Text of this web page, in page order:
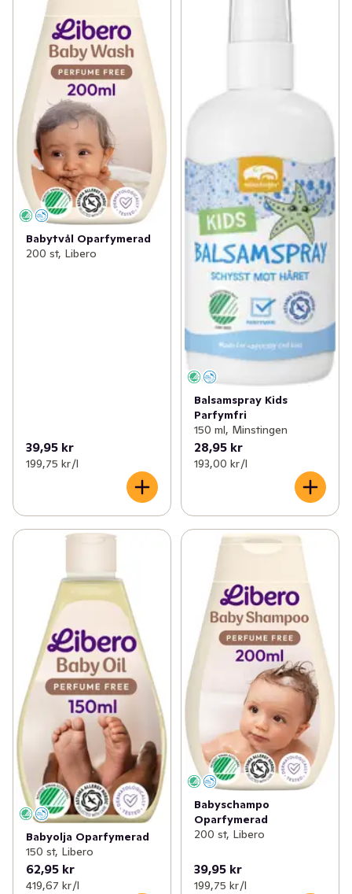
Babytvål Oparfymerad
200 st, Libero
39,95 kr
199,75 kr /l
Balsamspray Kids
Parfymfri
150 ml, Minstingen
28,95 kr
193,00 kr /l
Babyolja Oparfymerad
150 st, Libero
62,95 kr
419,67 kr /l
Babyschampo
Oparfymerad
200 st, Libero
39,95 kr
199,75 kr /l